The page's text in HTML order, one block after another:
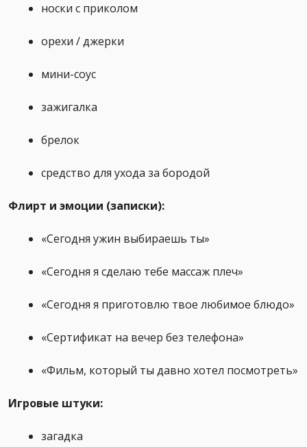
носки с приколом
орехи / джерки
мини-соус
зажигалка
брелок
средство для ухода за бородой
Флирт и эмоции (записки):
«Сегодня ужин выбираешь ты»
«Сегодня я сделаю тебе массаж плеч»
«Сегодня я приготовлю твое любимое блюдо»
«Сертификат на вечер без телефона»
«Фильм, который ты давно хотел посмотреть»
Игровые штуки:
загадка